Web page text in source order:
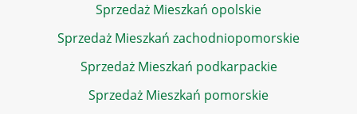
Sprzedaż Mieszkań opolskie
Sprzedaż Mieszkań zachodniopomorskie
Sprzedaż Mieszkań podkarpackie
Sprzedaż Mieszkań pomorskie